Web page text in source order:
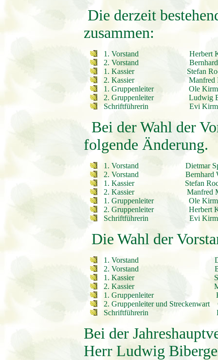
Die derzeit
zusammen:
1. Vorstand Herbert
2. Vorstand Bernhard
1. Kassier Stefan
2. Kassier Manfred
1. Gruppenleiter Ole
2. Gruppenleiter Ludwig
Schriftführerin Evi
Bei der Wahl der
folgende Änderung.
1. Vorstand Dietmar
2. Vorstand Bernhard
1. Kassier Stefan
2. Kassier Manfred
1. Gruppenleiter Ole
2. Gruppenleiter Herbert
Schriftführerin Evi
Die Wahl der
1. Vorstand
2. Vorstand
1. Kassier Stefan
2. Kassier
1. Gruppenleiter
2. Gruppenleiter und Streckenwart
Schriftführerin Evi
Bei der
Herr Ludwig